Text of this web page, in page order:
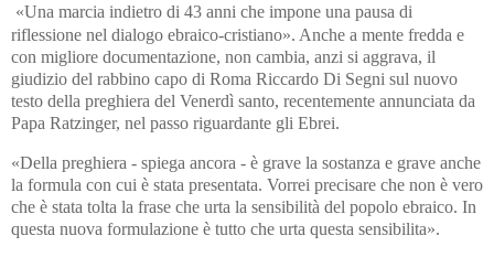
«Una marcia indietro di 43 anni che impone una pausa di
riflessione nel dialogo ebraico-cristiano». Anche a mente fredda e
con migliore documentazione, non cambia, anzi si aggrava, il
giudizio del rabbino capo di Roma Riccardo Di Segni sul nuovo
testo della preghiera del Venerdì santo, recentemente annunciata da
Papa Ratzinger, nel passo riguardante gli Ebrei.
«Della preghiera - spiega ancora - è grave la sostanza e grave anche
la formula con cui è stata presentata. Vorrei precisare che non è vero
che è stata tolta la frase che urta la sensibilità del popolo ebraico. In
questa nuova formulazione è tutto che urta questa sensibilita».